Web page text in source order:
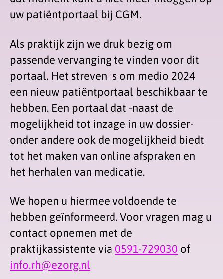
uw patiëntportaal bij CGM.
Als praktijk zijn we druk bezig om
passende vervanging te vinden voor dit
portaal. Het streven is om medio 2024
een nieuw patiëntportaal beschikbaar te
hebben. Een portaal dat -naast de
mogelijkheid tot inzage in uw dossier-
onder andere ook de mogelijkheid biedt
tot het maken van online afspraken en
het herhalen van medicatie.
We hopen u hiermee voldoende te
hebben geïnformeerd. Voor vragen mag u
contact opnemen met de
praktijkassistente via 0591-729030 of
info.rh@ezorg.nl